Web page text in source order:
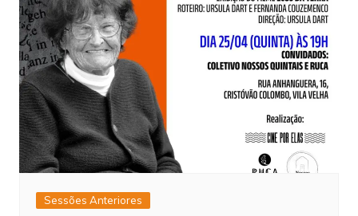
Sessões Anteriores